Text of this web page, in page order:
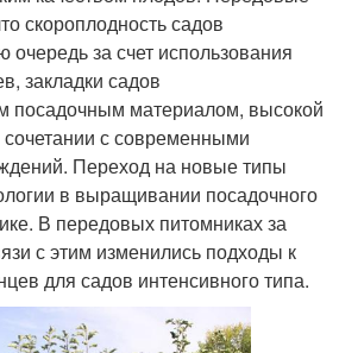
скороплодность садов
очередь за счет использования
закладки садов
посадочным материалом, высокой
сочетании с современными
Переход на новые типы
в выращивании посадочного
В передовых питомниках за
с этим изменились подходы к
для садов интенсивного типа.